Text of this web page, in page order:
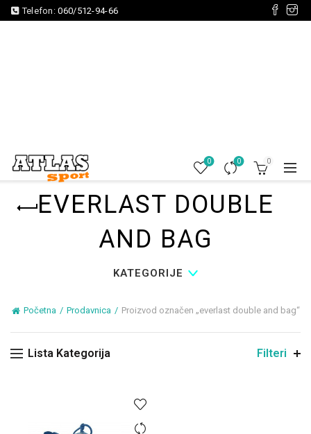
Telefon:060/512-94-66
0 0 0
EVERLAST DOUBLE
AND BAG
KATEGORIJE
Početna Prodavnica Proizvod označen „everlast double and bag“
Lista Kategorija Filteri